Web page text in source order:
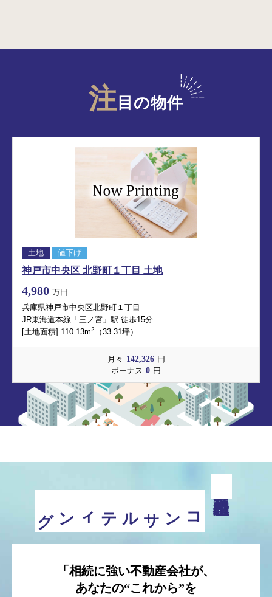
注 目の物件
土地 値下げ
神戸市中央区 北野町１丁目 土地
4,980 万円
兵庫県神戸市中央区北野町１丁目
JR東海道本線「三ノ宮」駅 徒歩15分
[土地面積] 110.13m2 （33.31坪）
月々 142,326 円
ボーナス 0 円
コンサルティング
「相続に強い不動産会社が、
あなたの“これから”を